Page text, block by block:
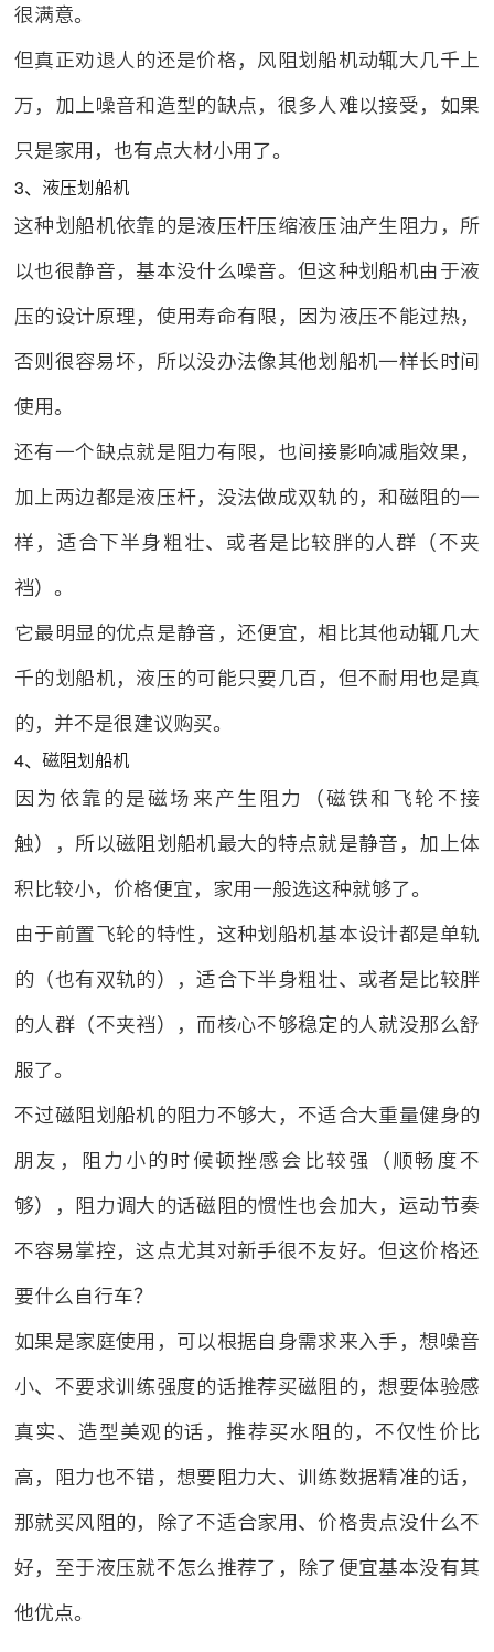
很满意。
但真正劝退人的还是价格，风阻划船机动辄大几千上
万，加上噪音和造型的缺点，很多人难以接受，如果
只是家用，也有点大材小用了。
3、液压划船机
这种划船机依靠的是液压杆压缩液压油产生阻力，所
以也很静音，基本没什么噪音。但这种划船机由于液
压的设计原理，使用寿命有限，因为液压不能过热，
否则很容易坏，所以没办法像其他划船机一样长时间
使用。
还有一个缺点就是阻力有限，也间接影响减脂效果，
加上两边都是液压杆，没法做成双轨的，和磁阻的一
样，适合下半身粗壮、或者是比较胖的人群（不夹
裆）。
它最明显的优点是静音，还便宜，相比其他动辄几大
千的划船机，液压的可能只要几百，但不耐用也是真
的，并不是很建议购买。
4、磁阻划船机
因为依靠的是磁场来产生阻力（磁铁和飞轮不接
触），所以磁阻划船机最大的特点就是静音，加上体
积比较小，价格便宜，家用一般选这种就够了。
由于前置飞轮的特性，这种划船机基本设计都是单轨
的（也有双轨的），适合下半身粗壮、或者是比较胖
的人群（不夹裆），而核心不够稳定的人就没那么舒
服了。
不过磁阻划船机的阻力不够大，不适合大重量健身的
朋友，阻力小的时候顿挫感会比较强（顺畅度不
够），阻力调大的话磁阻的惯性也会加大，运动节奏
不容易掌控，这点尤其对新手很不友好。但这价格还
要什么自行车？
如果是家庭使用，可以根据自身需求来入手，想噪音
小、不要求训练强度的话推荐买磁阻的，想要体验感
真实、造型美观的话，推荐买水阻的，不仅性价比
高，阻力也不错，想要阻力大、训练数据精准的话，
那就买风阻的，除了不适合家用、价格贵点没什么不
好，至于液压就不怎么推荐了，除了便宜基本没有其
他优点。